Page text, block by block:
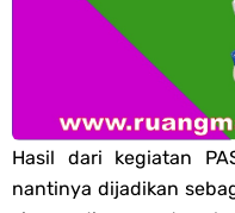
POS UM Jenjang
Jawaban Tugas Mandiri
Jawaban Tugas Mandiri Dan
Hasil dari kegiatan
nantinya dijadikan